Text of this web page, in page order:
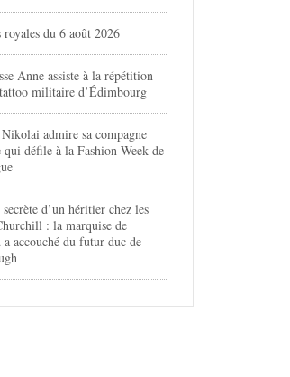
du 6 août 2026
Anne assiste à la répétition
militaire d’Édimbourg
admire sa compagne
qui défile à la Fashion Week de
secrète d’un héritier chez les
: la marquise de
accouché du futur duc de